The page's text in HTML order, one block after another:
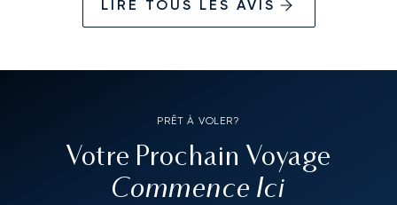
LIRE TOUS LES AVIS
PRÊT À VOLER?
Votre Prochain Voyage
Commence Ici